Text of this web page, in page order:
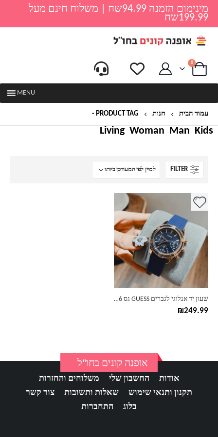
מינימום הזמנה 94.99שח | משלוח חינם מעל
199.99שח
0
MENU
עמוד הבית חנות PRODUCT TAG -
Kids
Man
Woman
Living
FILTER
שעון יד אנלוגי לגברים GUESS גס W0496
₪249.99
אופנה קונים בחו"ל
אודות החשבון שלי
משלוחים והחזרות
תקנון ותנאי שימוש
שאלות ותשובות
צור קשר
בלוג
התחברות